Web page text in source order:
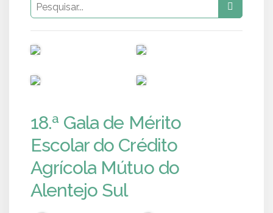
18.ª Gala de Mérito
Escolar do Crédito
Agrícola Mútuo do
Alentejo Sul